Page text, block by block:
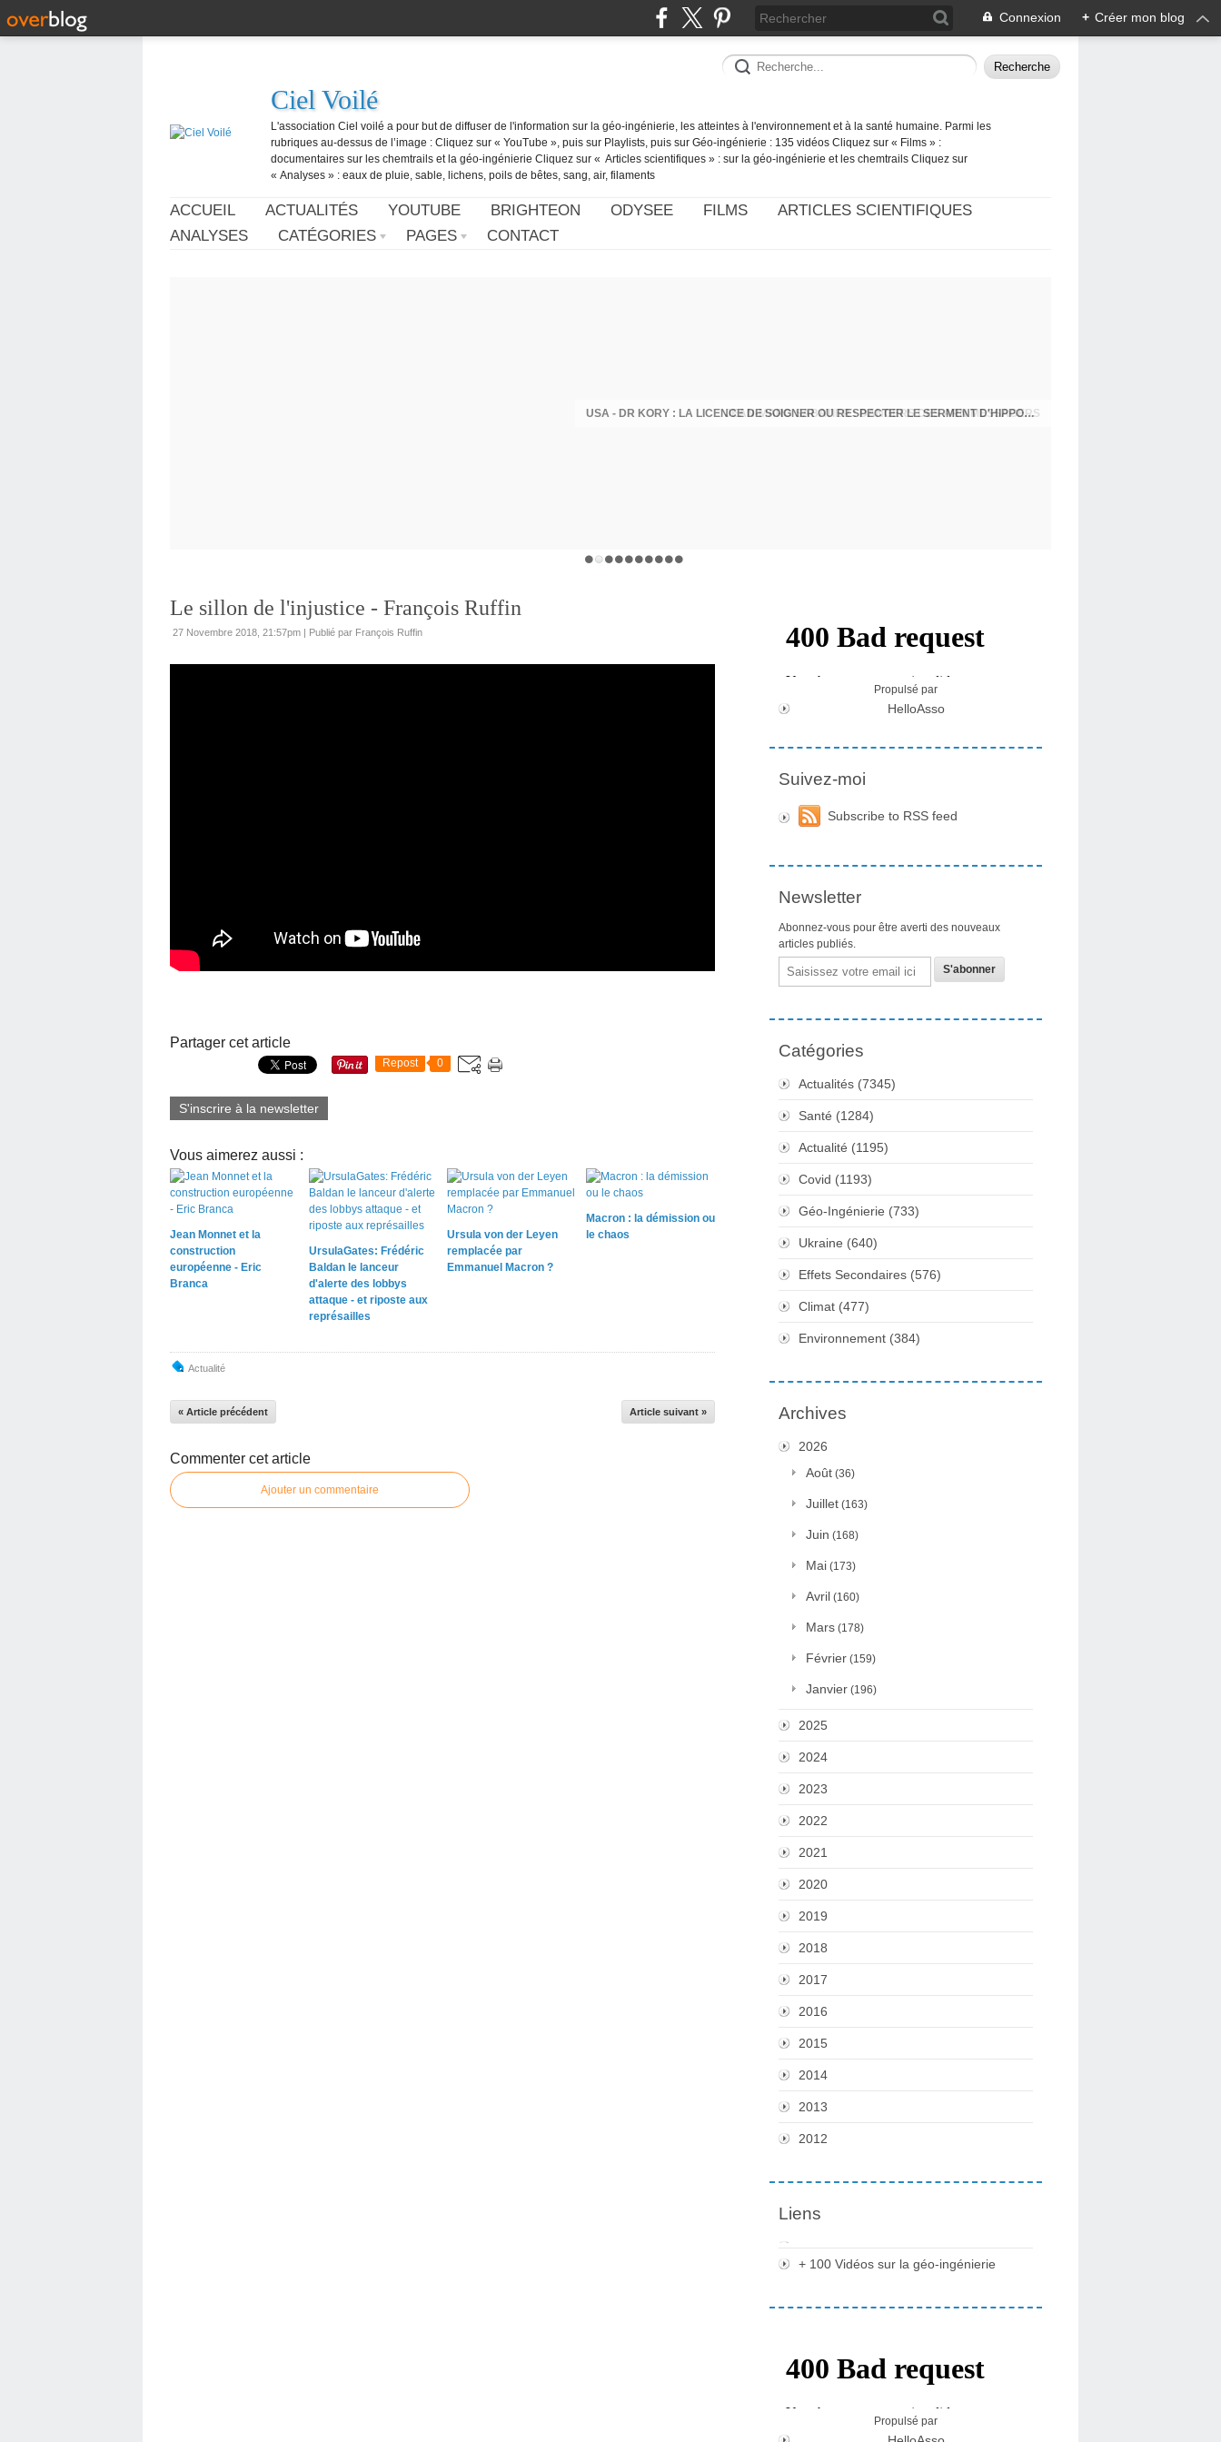
Connexion + Créer mon blog
Ciel Voilé
L'association Ciel voilé a pour but de diffuser de l'information sur la géo-ingénierie, les atteintes à l'environnement et à la santé humaine. Parmi les
rubriques au-dessus de l’image : Cliquez sur « YouTube », puis sur Playlists, puis sur Géo-ingénierie : 135 vidéos Cliquez sur « Films » :
documentaires sur les chemtrails et la géo-ingénierie Cliquez sur « Articles scientifiques » : sur la géo-ingénierie et les chemtrails Cliquez sur
« Analyses » : eaux de pluie, sable, lichens, poils de bêtes, sang, air, filaments
ACCUEIL ACTUALITÉS YOUTUBE BRIGHTEON ODYSEE FILMS
ARTICLES SCIENTIFIQUES
ANALYSES
CATÉGORIES PAGES CONTACT
USA - DR KORY : LA LICENCE DE SOIGNER OU RESPECTER LE SERMENT D'HIPPOCRATE CONTRE VENTS ET MARÉES
Le sillon de l'injustice - François Ruffin
27 Novembre 2018, 21:57pm | Publié par François Ruffin
Partager cet article
Repost 0
S'inscrire à la newsletter
Vous aimerez aussi :
Jean Monnet et la
construction
européenne - Eric
Branca
UrsulaGates: Frédéric
Baldan le lanceur
d'alerte des lobbys
attaque - et riposte aux
représailles
Ursula von der Leyen
remplacée par
Emmanuel Macron ?
Macron : la démission ou
le chaos
Actualité
« Article précédent Article suivant »
Commenter cet article
Ajouter un commentaire
Propulsé par
HelloAsso
Suivez-moi
Subscribe to RSS feed
Newsletter
Abonnez-vous pour être averti des nouveaux
articles publiés.
Email
Catégories
Actualités (7345)
Santé (1284)
Actualité (1195)
Covid (1193)
Géo-Ingénierie (733)
Ukraine (640)
Effets Secondaires (576)
Climat (477)
Environnement (384)
Archives
2026
Août (36)
Juillet (163)
Juin (168)
Mai (173)
Avril (160)
Mars (178)
Février (159)
Janvier (196)
2025
2024
2023
2022
2021
2020
2019
2018
2017
2016
2015
2014
2013
2012
Liens
+ 100 Vidéos sur la géo-ingénierie
Propulsé par